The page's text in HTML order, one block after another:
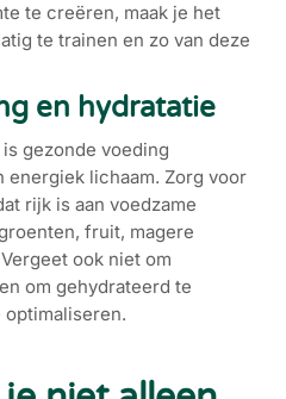
te creëren, maak je het
te trainen en zo van deze
en hydratatie
gezonde voeding
lichaam. Zorg voor
rijk is aan voedzame
fruit, magere
ook niet om
om gehydrateerd te